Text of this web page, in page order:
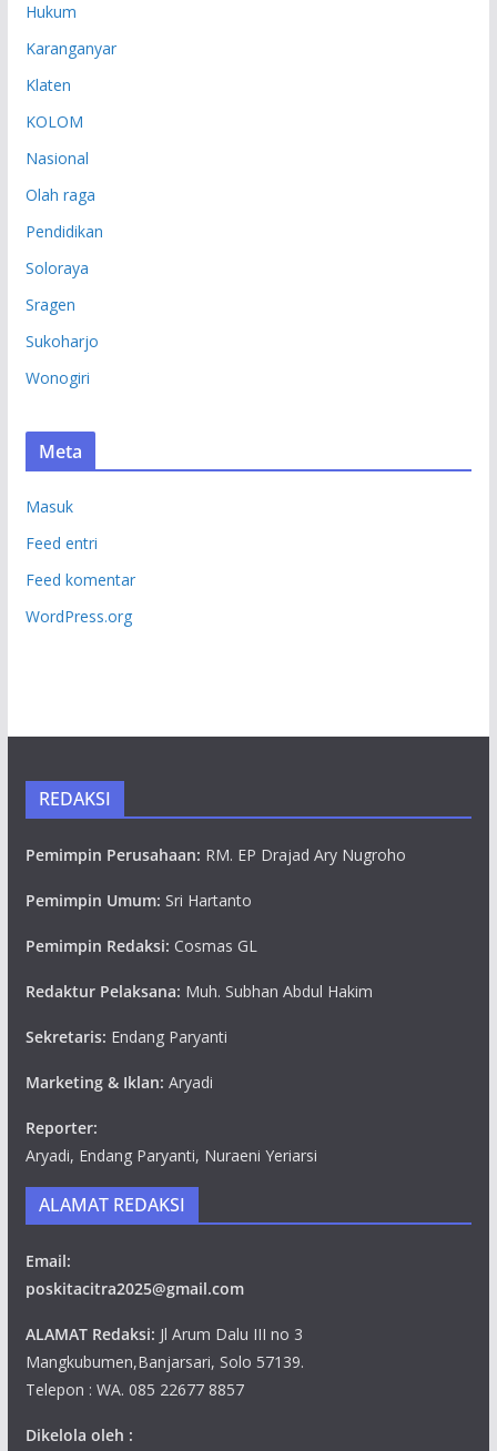
Hukum
Karanganyar
Klaten
KOLOM
Nasional
Olah raga
Pendidikan
Soloraya
Sragen
Sukoharjo
Wonogiri
Meta
Masuk
Feed entri
Feed komentar
WordPress.org
REDAKSI
Pemimpin Perusahaan: RM. EP Drajad Ary Nugroho
Pemimpin Umum: Sri Hartanto
Pemimpin Redaksi: Cosmas GL
Redaktur Pelaksana: Muh. Subhan Abdul Hakim
Sekretaris: Endang Paryanti
Marketing & Iklan: Aryadi
Reporter:
Aryadi, Endang Paryanti, Nuraeni Yeriarsi
ALAMAT REDAKSI
Email:
poskitacitra2025@gmail.com
ALAMAT Redaksi: Jl Arum Dalu III no 3
Mangkubumen,Banjarsari, Solo 57139.
Telepon : WA. 085 22677 8857
Dikelola oleh :